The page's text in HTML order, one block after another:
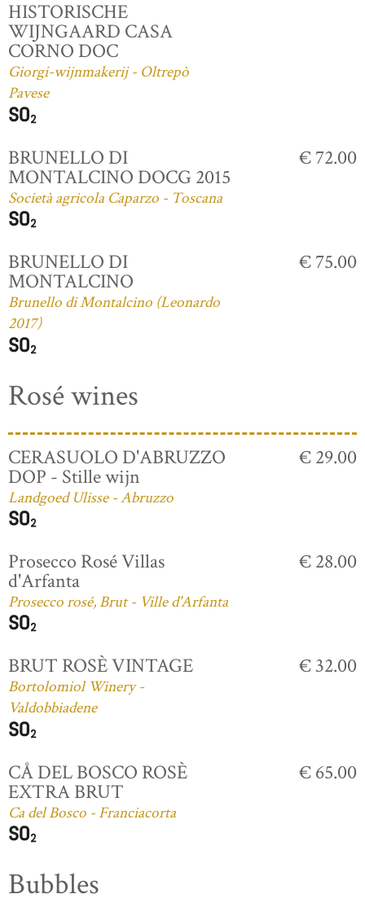
HISTORISCHE
WIJNGAARD CASA
CORNO DOC
Giorgi-wijnmakerij - Oltrepò
Pavese
BRUNELLO DI
MONTALCINO DOCG 2015
Società agricola Caparzo - Toscana
€ 72.00
BRUNELLO DI
MONTALCINO
Brunello di Montalcino (Leonardo
2017)
€ 75.00
Rosé wines
CERASUOLO D'ABRUZZO
DOP - Stille wijn
Landgoed Ulisse - Abruzzo
€ 29.00
Prosecco Rosé Villas
d'Arfanta
Prosecco rosé, Brut - Ville d'Arfanta
€ 28.00
BRUT ROSÈ VINTAGE
Bortolomiol Winery -
Valdobbiadene
€ 32.00
CÅ DEL BOSCO ROSÈ
EXTRA BRUT
Ca del Bosco - Franciacorta
€ 65.00
Bubbles